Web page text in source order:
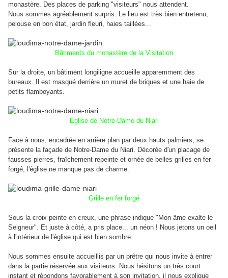
monastère. Des places de parking "visiteurs" nous attendent.
Nous sommes agréablement surpris. Le lieu est très bien entretenu,
pelouse en bon état, jardin fleuri, haies taillées...
Bâtiments du monastère de la Visitation
Sur la droite, un bâtiment longiligne accueille apparemment des
bureaux. Il est masqué derrière un muret de briques et une haie de
petits flamboyants.
Eglise de Notre-Dame du Niari
Face à nous, encadrée en arrière plan par deux hauts palmiers, se
présente la façade de Notre-Dame du Niari. Décorée d'un placage de
fausses pierres, fraîchement repeinte et ornée de belles grilles en fer
forgé, l'église ne manque pas de charme.
Grille en fer forgé
Sous la croix peinte en creux, une phrase indique "Mon âme exalte le
Seigneur". Et juste à côté, a pris place... un néon ! Nous jetons un oeil
à l'intérieur de l'église qui est bien sombre.
Nous sommes ensuite accueillis par un prêtre qui nous invite à entrer
dans la partie réservée aux visiteurs. Nous hésitons un très court
instant et répondons favorablement à son invitation, il nous explique